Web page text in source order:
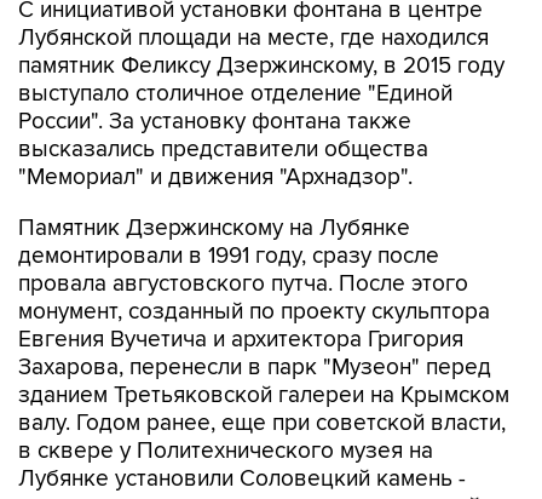
памятник Феликсу Дзержинскому, в 2015 году
выступало столичное отделение "Единой
России". За установку фонтана также
высказались представители общества
"Мемориал" и движения "Архнадзор".
Памятник Дзержинскому на Лубянке
провала августовского путча. После этого
монумент, созданный по проекту скульптора
Евгения Вучетича и архитектора Григория
Захарова, перенесли в парк "Музеон" перед
зданием Третьяковской галереи на Крымском
валу. Годом ранее, еще при советской власти,
в сквере у Политехнического музея на
Лубянке установили Соловецкий камень -
памятник жертвам политических репрессий в
СССР.